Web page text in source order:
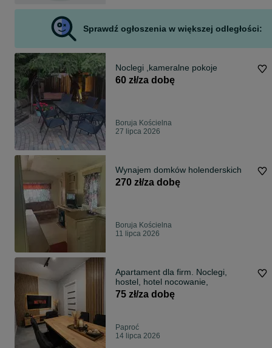
Sprawdź ogłoszenia w większej odległości:
Noclegi ,kameralne pokoje
60 zł/za dobę
Boruja Kościelna
27 lipca 2026
Wynajem domków holenderskich
270 zł/za dobę
Boruja Kościelna
11 lipca 2026
Apartament dla firm. Noclegi,
hostel, hotel nocowanie,
75 zł/za dobę
Paproć
14 lipca 2026